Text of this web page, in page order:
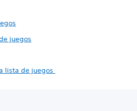
juegos
lista de juegos